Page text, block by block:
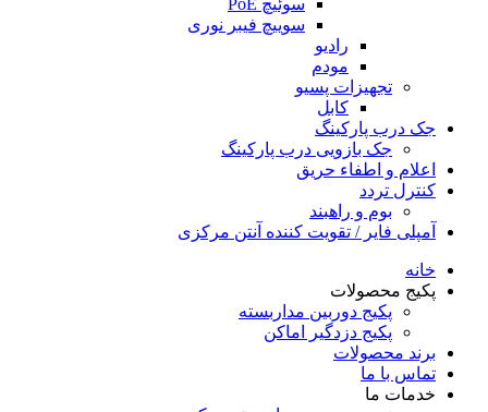
سوئیچ PoE
سوییچ فیبر نوری
رادیو
مودم
تجهیزات پسیو
کابل
جک درب پارکینگ
جک بازویی درب پارکینگ
اعلام و اطفاء حریق
کنترل تردد
بوم و راهبند
آمپلی فایر / تقویت کننده آنتن مرکزی
خانه
پکیج محصولات
پکیج دوربین مداربسته
پکیج دزدگیر اماکن
برند محصولات
تماس با ما
خدمات ما